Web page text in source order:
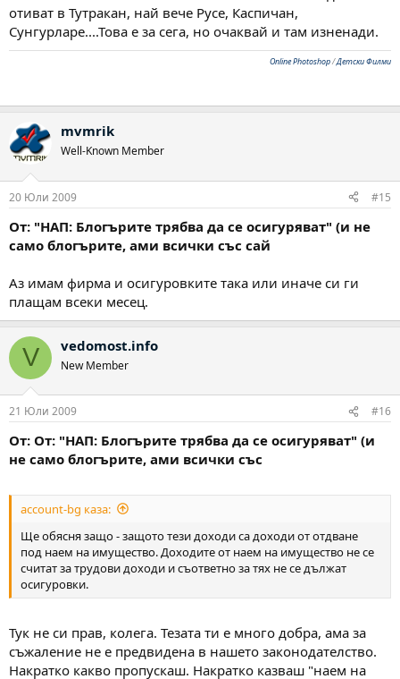
отиват в Тутракан, най вече Русе, Каспичан,
Сунгурларе....Това е за сега, но очаквай и там изненади.
Online Photoshop/Детски Филми
mvmrik
Well-Known Member
20 Юли 2009 #15
От: "НАП: Блогърите трябва да се осигуряват" (и не
само блогърите, ами всички със сай
Аз имам фирма и осигуровките така или иначе си ги
плащам всеки месец.
V vedomost.info
New Member
21 Юли 2009 #16
От: От: "НАП: Блогърите трябва да се осигуряват" (и
не само блогърите, ами всички със
account-bg каза:
Ще обясня защо - защото тези доходи са доходи от отдване
под наем на имущество. Доходите от наем на имущество не се
считат за трудови доходи и съответно за тях не се дължат
осигуровки.
Тук не си прав, колега. Тезата ти е много добра, ама за
съжаление не е предвидена в нашето законодателство.
Накратко какво пропускаш. Накратко казваш "наем на